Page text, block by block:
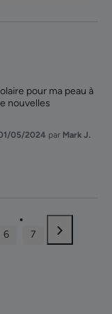
pour ma peau à
nouvelles
05/2024 par Mark J.
6 7